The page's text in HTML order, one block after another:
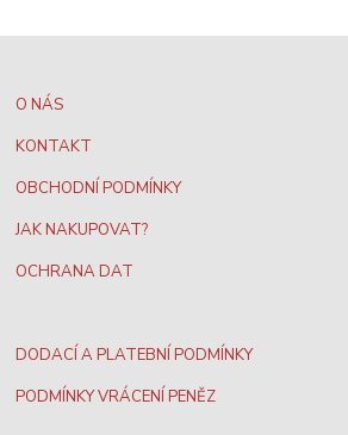
O NÁS
KONTAKT
OBCHODNÍ PODMÍNKY
JAK NAKUPOVAT?
OCHRANA DAT
DODACÍ A PLATEBNÍ PODMÍNKY
PODMÍNKY VRÁCENÍ PENĚZ